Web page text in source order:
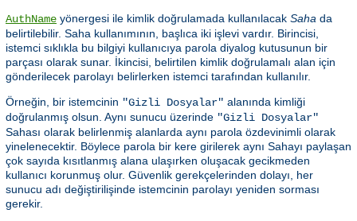
AuthName yönergesi ile kimlik doğrulamada kullanılacak Saha da
belirtilebilir. Saha kullanımının, başlıca iki işlevi vardır. Birincisi,
istemci sıklıkla bu bilgiyi kullanıcıya parola diyalog kutusunun bir
parçası olarak sunar. İkincisi, belirtilen kimlik doğrulamalı alan için
gönderilecek parolayı belirlerken istemci tarafından kullanılır.
Örneğin, bir istemcinin "Gizli Dosyalar" alanında kimliği
doğrulanmış olsun. Aynı sunucu üzerinde "Gizli Dosyalar"
Sahası olarak belirlenmiş alanlarda aynı parola özdevinimli olarak
yinelenecektir. Böylece parola bir kere girilerek aynı Sahayı paylaşan
çok sayıda kısıtlanmış alana ulaşırken oluşacak gecikmeden
kullanıcı korunmuş olur. Güvenlik gerekçelerinden dolayı, her
sunucu adı değiştirilişinde istemcinin parolayı yeniden sorması
gerekir.